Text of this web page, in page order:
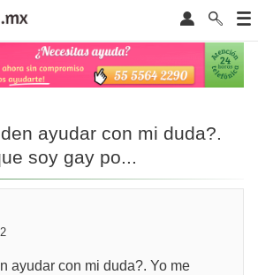
ayudar con mi duda?.
soy gay po...
ayudar con mi duda?. Yo me